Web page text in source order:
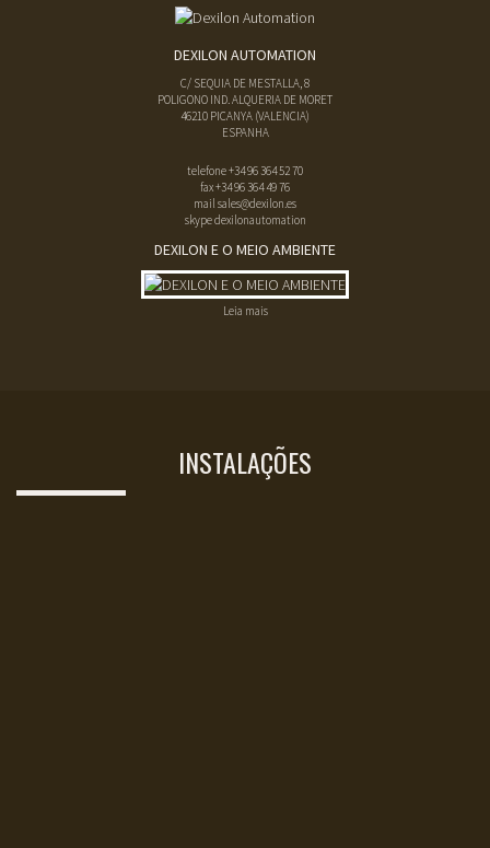
DEXILON AUTOMATION
C/ SEQUIA DE MESTALLA, 8
POLIGONO IND. ALQUERIA DE MORET
46210 PICANYA (VALENCIA)
ESPANHA
telefone+34 96 364 52 70
fax+34 96 364 49 76
mail sales@dexilon.es
skype dexilonautomation
DEXILON E O MEIO AMBIENTE
Leia mais
INSTALAÇÕES